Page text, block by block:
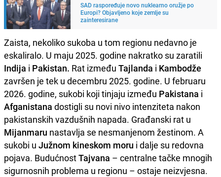
SAD raspoređuje novo nuklearno oružje po
Europi? Objavljeno koje zemlje su
zainteresirane
Zaista, nekoliko sukoba u tom regionu nedavno je
eskaliralo. U maju 2025. godine nakratko su zaratili
Indija i Pakistan. Rat između Tajlanda i Kambodže
završen je tek u decembru 2025. godine. U februaru
2026. godine, sukobi koji tinjaju između Pakistana i
Afganistana dostigli su novi nivo intenziteta nakon
pakistanskih vazdušnih napada. Građanski rat u
Mijanmaru nastavlja se nesmanjenom žestinom. A
sukobi u Južnom kineskom moru i dalje su redovna
pojava. BudućnostTajvana – centralne tačke mnogih
sigurnosnih problema u regionu – ostaje neizvjesna.